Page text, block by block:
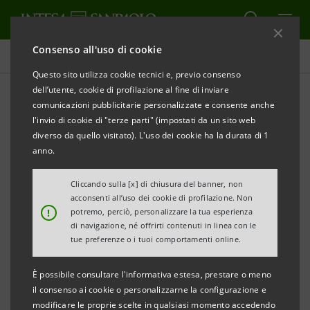
Consenso all'uso di cookie
Questo sito utilizza cookie tecnici e, previo consenso
dell’utente, cookie di profilazione al fine di inviare
comunicazioni pubblicitarie personalizzate e consente anche
l'invio di cookie di "terze parti" (impostati da un sito web
diverso da quello visitato). L'uso dei cookie ha la durata di 1
anno.
!
Cliccando sulla [x] di chiusura del banner, non
acconsenti all’uso dei cookie di profilazione. Non
potremo, perciò, personalizzare la tua esperienza
di navigazione, né offrirti contenuti in linea con le
tue preferenze o i tuoi comportamenti online.
È possibile consultare l'informativa estesa, prestare o meno
il consenso ai cookie o personalizzarne la configurazione e
modificare le proprie scelte in qualsiasi momento accedendo
Comunicati stampa
STAMPA AGGIORNA
COMUNICATO STAMPA
INTESA SANPAOLO PRESENTA “MOTORE ITALIA”
PER IL LAZIO UN PLAFOND DI 2 MILIARDI DI EURO
PER IL RILANCIO DELLE PMI
Nel Lazio sono quasi 72.000 le aziende